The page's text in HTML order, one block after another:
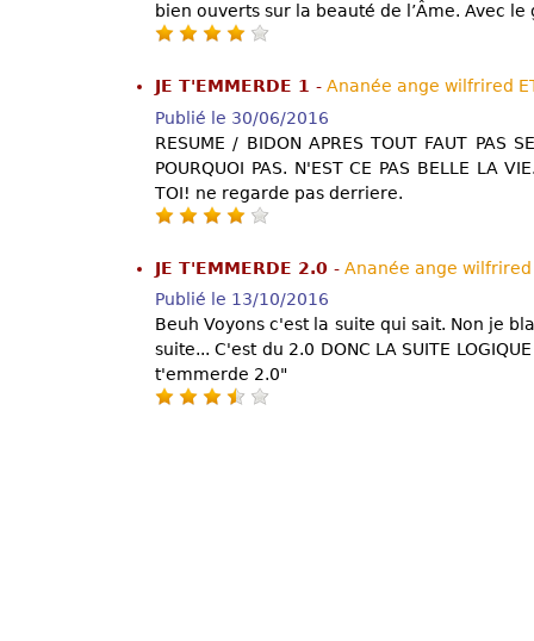
bien ouverts sur la beauté de l’Âme. Avec
JE T'EMMERDE 1 - Ananée ange wilfrired
Publié le 30/06/2016
RESUME / BIDON APRES TOUT FAUT PAS
POURQUOI PAS. N'EST CE PAS BELLE LA
TOI! ne regarde pas derriere.
JE T'EMMERDE 2.0 - Ananée ange wilfrired
Publié le 13/10/2016
Beuh Voyons c'est la suite qui sait. Non je
suite... C'est du 2.0 DONC LA SUITE
t'emmerde 2.0"